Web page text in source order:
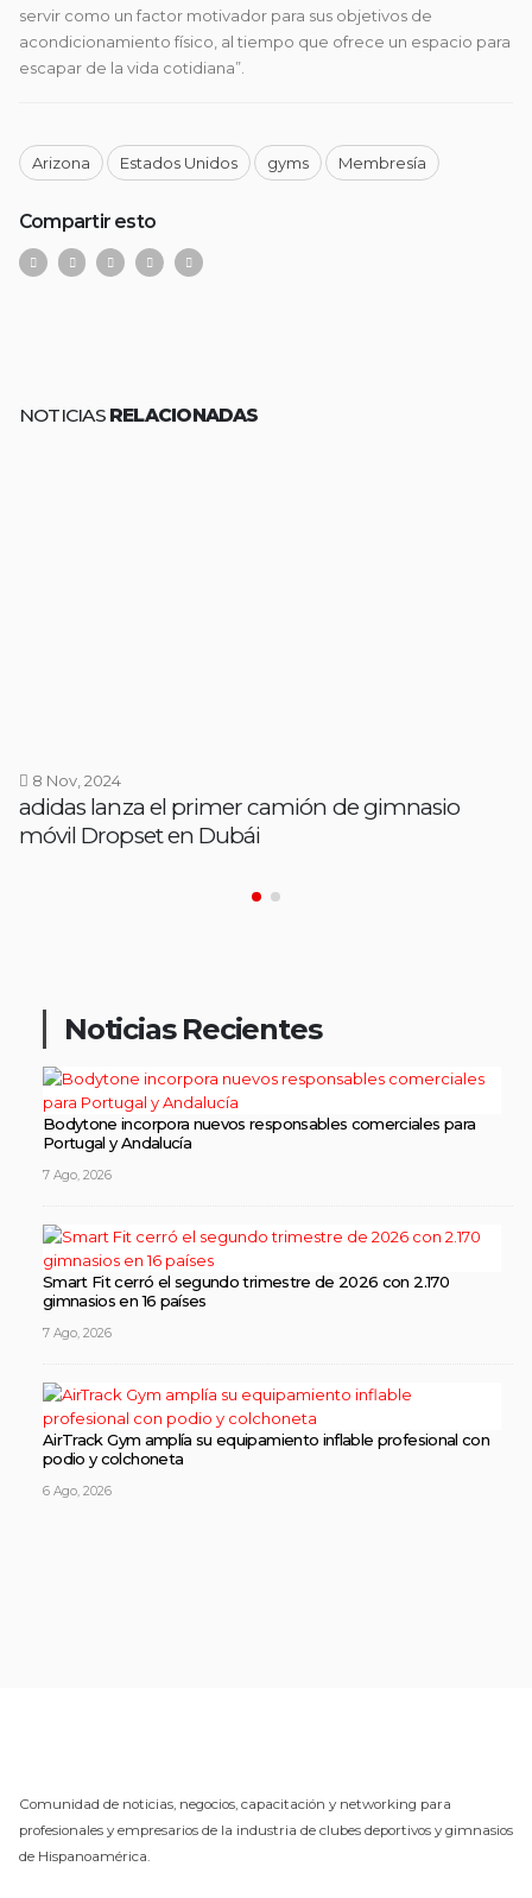
servir como un factor motivador para sus objetivos de
acondicionamiento físico, al tiempo que ofrece un espacio para
escapar de la vida cotidiana”.
Arizona Estados Unidos gyms Membresía
Compartir esto
NOTICIAS RELACIONADAS
8 Nov, 2024
adidas lanza el primer camión de gimnasio
móvil Dropset en Dubái
Noticias Recientes
Bodytone incorpora nuevos responsables comerciales para
Portugal y Andalucía
7 Ago, 2026
Smart Fit cerró el segundo trimestre de 2026 con 2.170
gimnasios en 16 países
7 Ago, 2026
AirTrack Gym amplía su equipamiento inflable profesional con
podio y colchoneta
6 Ago, 2026
Comunidad de noticias, negocios, capacitación y networking para
profesionales y empresarios de la industria de clubes deportivos y gimnasios
de Hispanoamérica.